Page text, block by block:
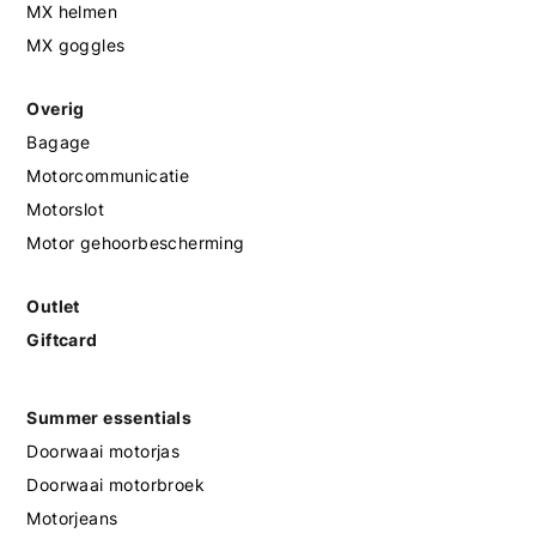
MX helmen
MX goggles
Overig
Bagage
Motorcommunicatie
Motorslot
Motor gehoorbescherming
Outlet
Giftcard
Summer essentials
Doorwaai motorjas
Doorwaai motorbroek
Motorjeans